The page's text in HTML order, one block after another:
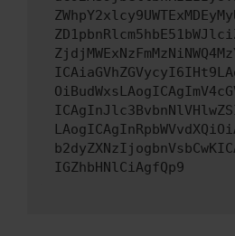
IGZhbHNlCiAgfQp9